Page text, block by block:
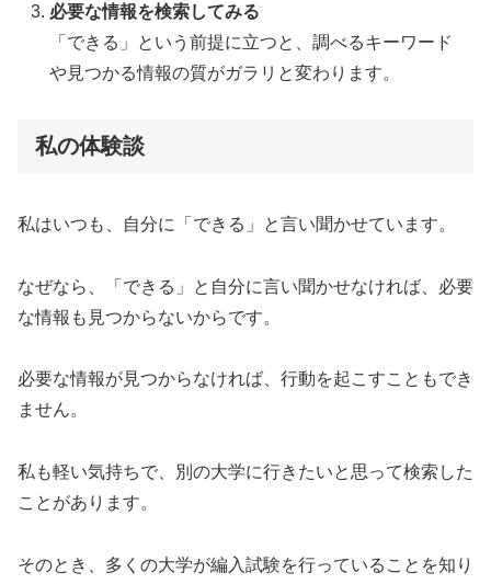
必要な情報を検索してみる
「できる」という前提に立つと、調べるキーワード
や見つかる情報の質がガラリと変わります。
私の体験談
私はいつも、自分に「できる」と言い聞かせています。
なぜなら、「できる」と自分に言い聞かせなければ、必要
な情報も見つからないからです。
必要な情報が見つからなければ、行動を起こすこともでき
ません。
私も軽い気持ちで、別の大学に行きたいと思って検索した
ことがあります。
そのとき、多くの大学が編入試験を行っていることを知り